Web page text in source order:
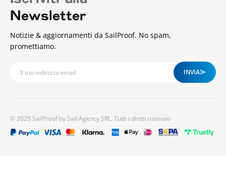
Newsletter
Notizie & aggiornamenti da SailProof. No spam,
promettiamo.
INVIA
© 2025 SailProof by Sail Agency SRL. Tutti i diritti riservati